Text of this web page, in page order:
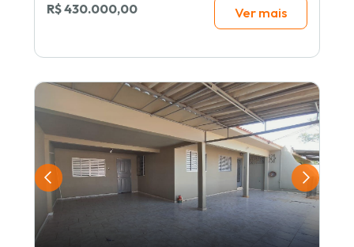
R$ 430.000,00 Ver mais